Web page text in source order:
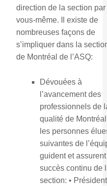
direction de la section par
vous-même. Il existe de
nombreuses façons de
s’impliquer dans la
de Montréal de l’ASQ:
Dévouées à
l’avancement des
professionnels de
qualité de
les personnes
suivantes de
guident et
succès continu de
section: •